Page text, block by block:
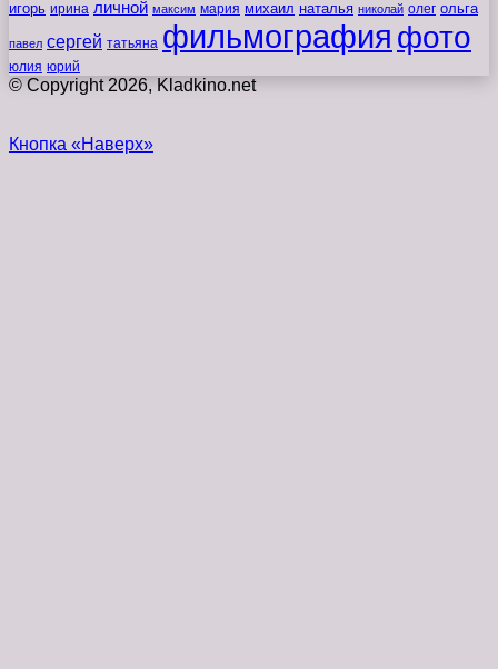
игорь ирина личной максим мария михаил наталья николай олег ольга
павел сергей татьяна фильмография фото
юлия юрий
© Copyright 2026, Kladkino.net
Кнопка «Наверх»